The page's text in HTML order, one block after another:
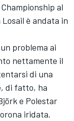
al
è andata in
problema ai
nettamente il
di una
di fatto, ha
e Polestar
iridata.